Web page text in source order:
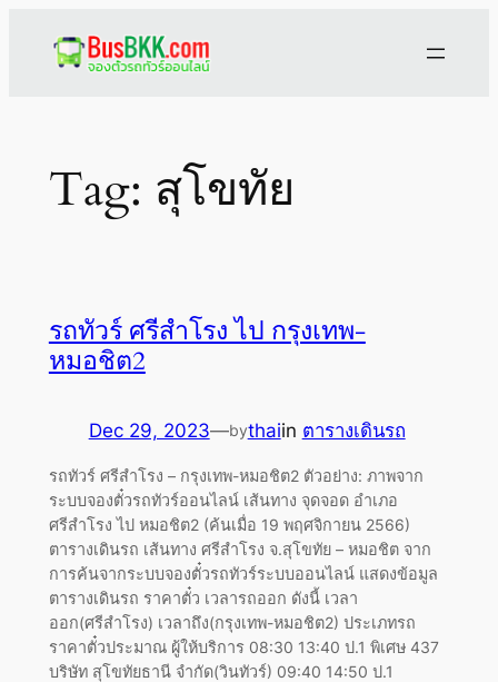
Tag: สุโขทัย
รถทัวร์ ศรีสำโรง ไป กรุงเทพ-
หมอชิต2
Dec 29, 2023—bythaiin ตารางเดินรถ
รถทัวร์ ศรีสำโรง – กรุงเทพ-หมอชิต2 ตัวอย่าง: ภาพจาก
ระบบจองตั๋วรถทัวร์ออนไลน์ เส้นทาง จุดจอด อำเภอ
ศรีสำโรง ไป หมอชิต2 (ค้นเมื่อ 19 พฤศจิกายน 2566)
ตารางเดินรถ เส้นทาง ศรีสำโรง จ.สุโขทัย – หมอชิต จาก
การค้นจากระบบจองตั๋วรถทัวร์ระบบออนไลน์ แสดงข้อมูล
ตารางเดินรถ ราคาตั๋ว เวลารถออก ดังนี้ เวลา
ออก(ศรีสำโรง) เวลาถึง(กรุงเทพ-หมอชิต2) ประเภทรถ
ราคาตั๋วประมาณ ผู้ให้บริการ 08:30 13:40 ป.1 พิเศษ 437
บริษัท สุโขทัยธานี จำกัด(วินทัวร์) 09:40 14:50 ป.1